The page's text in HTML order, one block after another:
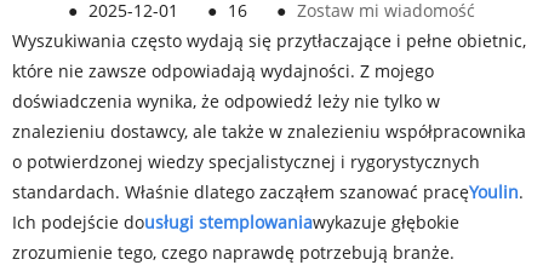
● 2025-12-01 ● 16 ● Zostaw mi wiadomość
Wyszukiwania często wydają się przytłaczające i pełne obietnic,
które nie zawsze odpowiadają wydajności. Z mojego
doświadczenia wynika, że ​​odpowiedź leży nie tylko w
znalezieniu dostawcy, ale także w znalezieniu współpracownika
o potwierdzonej wiedzy specjalistycznej i rygorystycznych
standardach. Właśnie dlatego zacząłem szanować pracęYoulin.
Ich podejście dousługi stemplowaniawykazuje głębokie
zrozumienie tego, czego naprawdę potrzebują branże.